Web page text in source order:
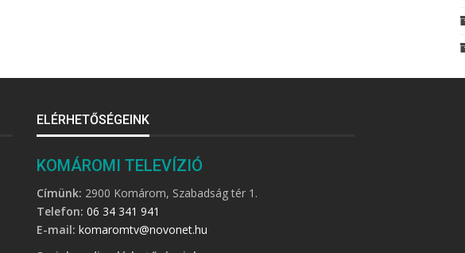
ELÉRHETŐSÉGEINK
KOMÁROMI TELEVÍZIÓ
Címünk: 2900 Komárom, Szabadság tér 1.
Telefon: 06 34 341 941
E-mail: komaromtv@novonet.hu